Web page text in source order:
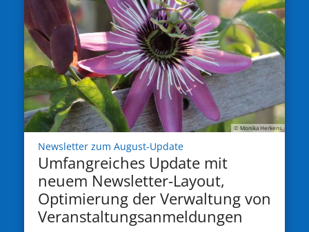
© Monika Herkens
Newsletter zum August-Update:
Umfangreiches Update mit
neuem Newsletter-Layout,
Optimierung der Verwaltung von
Veranstaltungsanmeldungen